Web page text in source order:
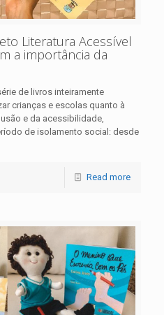
Literatura Acessível
a importância da
de livros inteiramente
crianças e escolas quanto à
e da acessibilidade,
de isolamento social: desde
Read more